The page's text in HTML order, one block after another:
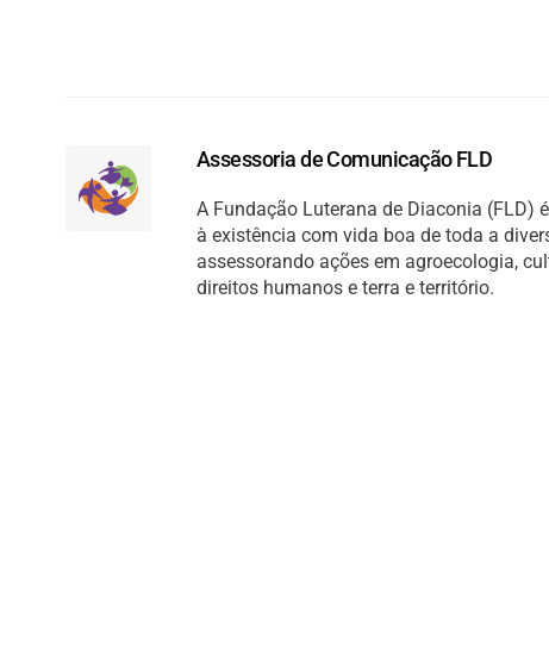
Assessoria de Comunicação FLD
A Fundação Luterana de Diaconia (FLD)
à existência com vida boa de toda a
assessorando ações em agroecologia,
direitos humanos e terra e território.